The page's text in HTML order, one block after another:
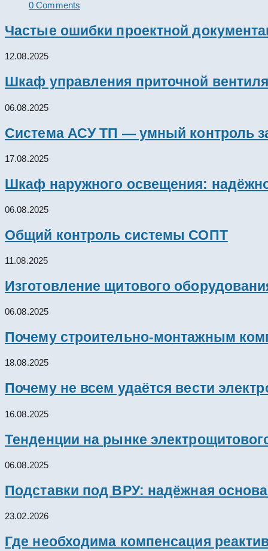
0 Comments
Частые ошибки проектной
12.08.2025
Шкаф управления приточной
06.08.2025
Система АСУ ТП — умный контроль
17.08.2025
Шкаф наружного освещения:
06.08.2025
Общий контроль системы СОПТ
11.08.2025
Изготовление щитового
06.08.2025
Почему строительно-монтажным
18.08.2025
Почему не всем удаётся вести
16.08.2025
Тенденции на рынке
06.08.2025
Подставки под ВРУ: надёжная
23.02.2026
Где необходима компенсация